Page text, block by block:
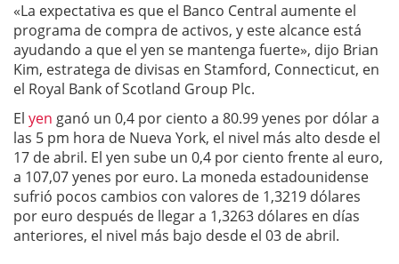
«La expectativa es que el Banco Central aumente el
programa de compra de activos, y este alcance está
ayudando a que el yen se mantenga fuerte», dijo Brian
Kim, estratega de divisas en Stamford, Connecticut, en
el Royal Bank of Scotland Group Plc.
El yen ganó un 0,4 por ciento a 80.99 yenes por dólar a
las 5 pm hora de Nueva York, el nivel más alto desde el
17 de abril. El yen sube un 0,4 por ciento frente al euro,
a 107,07 yenes por euro. La moneda estadounidense
sufrió pocos cambios con valores de 1,3219 dólares
por euro después de llegar a 1,3263 dólares en días
anteriores, el nivel más bajo desde el 03 de abril.